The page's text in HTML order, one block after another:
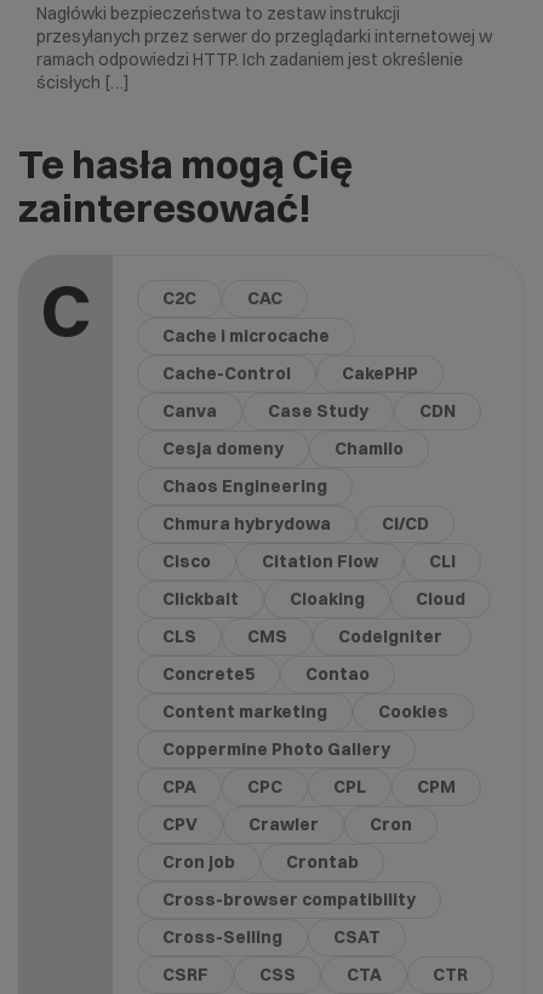
Nagłówki bezpieczeństwa to zestaw instrukcji
przesyłanych przez serwer do przeglądarki internetowej w
ramach odpowiedzi HTTP. Ich zadaniem jest określenie
ścisłych […]
Te hasła mogą Cię
zainteresować!
C C2C
CAC
Cache i microcache
Cache-Control
CakePHP
Canva
Case Study
CDN
Cesja domeny
Chamilo
Chaos Engineering
Chmura hybrydowa
CI/CD
Cisco
Citation Flow
CLI
Clickbait
Cloaking
Cloud
CLS
CMS
CodeIgniter
Concrete5
Contao
Content marketing
Cookies
Coppermine Photo Gallery
CPA
CPC CPL
CPM
CPV
Crawler
Cron
Cron job
Crontab
Cross-browser compatibility
Cross-Selling
CSAT
CSRF
CSS CTA
CTR